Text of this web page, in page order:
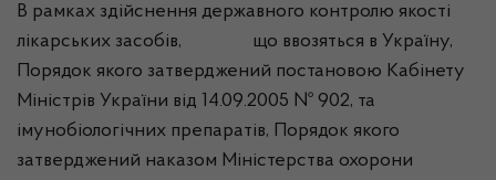
В рамках здійснення державного контролю якості
лікарських засобів, що ввозяться в Україну,
Порядок якого затверджений постановою Кабінету
Міністрів України від 14.09.2005 № 902, та
імунобіологічних препаратів, Порядок якого
затверджений наказом Міністерства охорони